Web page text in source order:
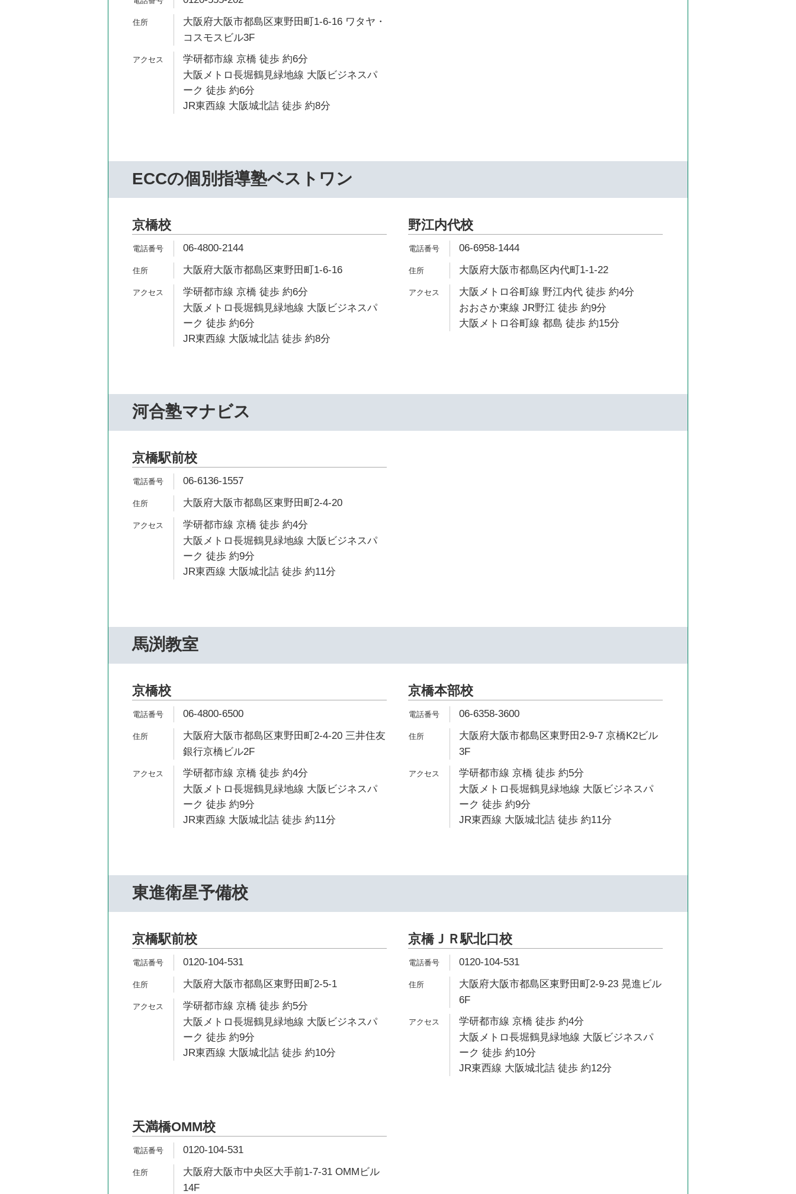
大阪府大阪市都島区東野田町1-6-16 ワタヤ・
コスモスビル3F
学研都市線 京橋 徒歩 約6分
大阪メトロ長堀鶴見緑地線 大阪ビジネスパ
ーク 徒歩 約6分
JR東西線 大阪城北詰 徒歩 約8分
ECCの個別指導塾ベストワン
京橋校
06-4800-2144
大阪府大阪市都島区東野田町1-6-16
学研都市線 京橋 徒歩 約6分
大阪メトロ長堀鶴見緑地線 大阪ビジネスパ
ーク 徒歩 約6分
JR東西線 大阪城北詰 徒歩 約8分
野江内代校
06-6958-1444
大阪府大阪市都島区内代町1-1-22
大阪メトロ谷町線 野江内代 徒歩 約4分
おおさか東線 JR野江 徒歩 約9分
大阪メトロ谷町線 都島 徒歩 約15分
河合塾マナビス
京橋駅前校
06-6136-1557
大阪府大阪市都島区東野田町2-4-20
学研都市線 京橋 徒歩 約4分
大阪メトロ長堀鶴見緑地線 大阪ビジネスパ
ーク 徒歩 約9分
JR東西線 大阪城北詰 徒歩 約11分
馬渕教室
京橋校
06-4800-6500
大阪府大阪市都島区東野田町2-4-20 三井住友
銀行京橋ビル2F
学研都市線 京橋 徒歩 約4分
大阪メトロ長堀鶴見緑地線 大阪ビジネスパ
ーク 徒歩 約9分
JR東西線 大阪城北詰 徒歩 約11分
京橋本部校
06-6358-3600
大阪府大阪市都島区東野田2-9-7 京橋K2ビル
3F
学研都市線 京橋 徒歩 約5分
大阪メトロ長堀鶴見緑地線 大阪ビジネスパ
ーク 徒歩 約9分
JR東西線 大阪城北詰 徒歩 約11分
東進衛星予備校
京橋駅前校
0120-104-531
大阪府大阪市都島区東野田町2-5-1
学研都市線 京橋 徒歩 約5分
大阪メトロ長堀鶴見緑地線 大阪ビジネスパ
ーク 徒歩 約9分
JR東西線 大阪城北詰 徒歩 約10分
京橋ＪＲ駅北口校
0120-104-531
大阪府大阪市都島区東野田町2-9-23 晃進ビル
6F
学研都市線 京橋 徒歩 約4分
大阪メトロ長堀鶴見緑地線 大阪ビジネスパ
ーク 徒歩 約10分
JR東西線 大阪城北詰 徒歩 約12分
天満橋OMM校
0120-104-531
大阪府大阪市中央区大手前1-7-31 OMMビル
14F